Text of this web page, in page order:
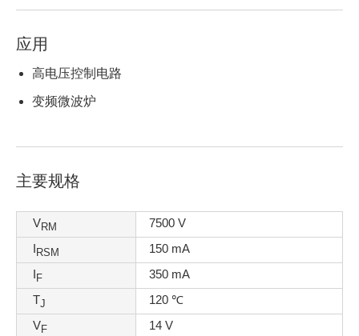
应用
高电压控制电路
变频微波炉
主要规格
VRM
7500 V
I RSM
150 mA
I F
350 mA
TJ
120 ℃
VF
14 V